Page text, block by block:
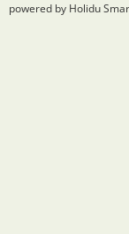
powered by Holidu